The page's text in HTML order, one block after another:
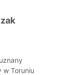
Toruniu